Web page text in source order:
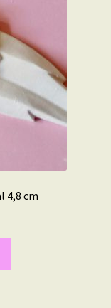
4,8 cm